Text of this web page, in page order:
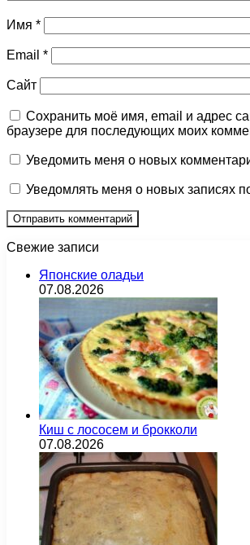
Имя *
Email *
Сайт
Сохранить моё имя, email и адрес
браузере для последующих моих
Уведомить меня о новых
Уведомлять меня о новых записях
Свежие записи
Японские оладьи
07.08.2026
Киш с лососем и брокколи
07.08.2026